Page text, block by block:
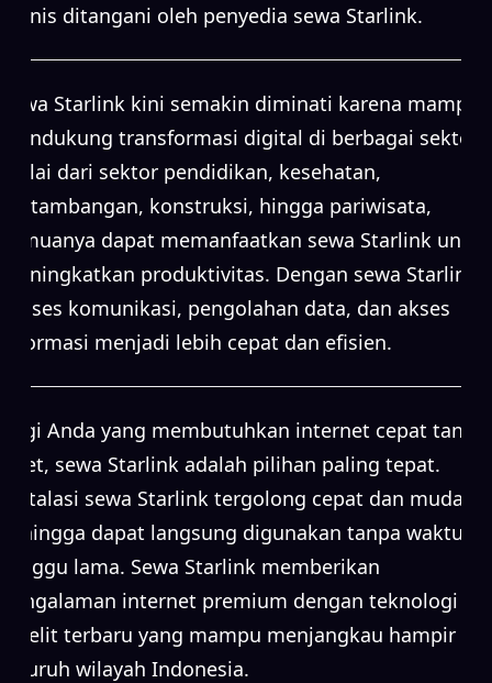
teknis ditangani oleh penyedia sewa Starlink.
Sewa Starlink kini semakin diminati karena mampu
mendukung transformasi digital di berbagai sektor.
Mulai dari sektor pendidikan, kesehatan,
pertambangan, konstruksi, hingga pariwisata,
semuanya dapat memanfaatkan sewa Starlink untuk
meningkatkan produktivitas. Dengan sewa Starlink,
proses komunikasi, pengolahan data, dan akses
informasi menjadi lebih cepat dan efisien.
Bagi Anda yang membutuhkan internet cepat tanpa
ribet, sewa Starlink adalah pilihan paling tepat.
Instalasi sewa Starlink tergolong cepat dan mudah,
sehingga dapat langsung digunakan tanpa waktu
tunggu lama. Sewa Starlink memberikan
pengalaman internet premium dengan teknologi
satelit terbaru yang mampu menjangkau hampir
seluruh wilayah Indonesia.